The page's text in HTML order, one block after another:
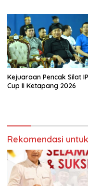
Kejuaraan Pencak Silat
Cup II Ketapang 2026
Rekomendasi